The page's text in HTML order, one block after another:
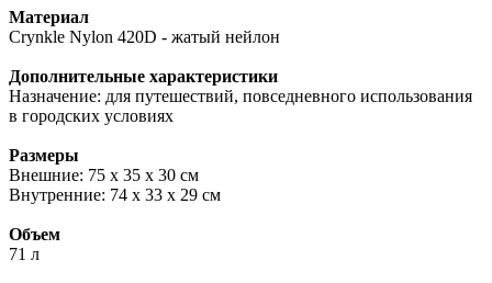
Материал
Crynkle Nylon 420D - жатый нейлон
Дополнительные характеристики
Назначение: для путешествий, повседневного использования
в городских условиях
Размеры
Внешние: 75 х 35 х 30 см
Внутренние: 74 х 33 х 29 см
Объем
71 л